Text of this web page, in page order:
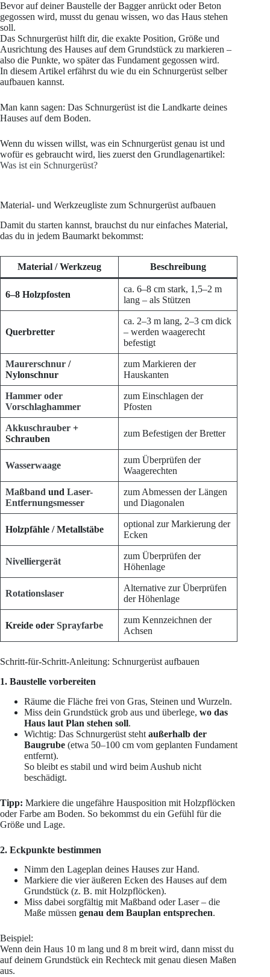
Bevor auf deiner Baustelle der Bagger anrückt oder Beton
gegossen wird, musst du genau wissen, wo das Haus stehen
soll.
Das Schnurgerüst hilft dir, die exakte Position, Größe und
Ausrichtung des Hauses auf dem Grundstück zu markieren –
also die Punkte, wo später das Fundament gegossen wird.
In diesem Artikel erfährst du wie du ein Schnurgerüst selber
aufbauen kannst.
Man kann sagen: Das Schnurgerüst ist die Landkarte deines
Hauses auf dem Boden.
Wenn du wissen willst, was ein Schnurgerüst genau ist und
wofür es gebraucht wird, lies zuerst den Grundlagenartikel:
Was ist ein Schnurgerüst?
Material- und Werkzeugliste zum Schnurgerüst aufbauen
Damit du starten kannst, brauchst du nur einfaches Material,
das du in jedem Baumarkt bekommst:
Material / Werkzeug Beschreibung
6–8 Holzpfosten
ca. 6–8 cm stark, 1,5–2 m
lang – als Stützen
Querbretter
ca. 2–3 m lang, 2–3 cm dick
– werden waagerecht
befestigt
Maurerschnur /
Nylonschnur
zum Markieren der
Hauskanten
Hammer oder
Vorschlaghammer
zum Einschlagen der
Pfosten
Akkuschrauber +
Schrauben
zum Befestigen der Bretter
Wasserwaage
zum Überprüfen der
Waagerechten
Maßband und Laser-
Entfernungsmesser
zum Abmessen der Längen
und Diagonalen
Holzpfähle / Metallstäbe
optional zur Markierung der
Ecken
Nivelliergerät
zum Überprüfen der
Höhenlage
Rotationslaser
Alternative zur Überprüfen
der Höhenlage
Kreide oder Sprayfarbe
zum Kennzeichnen der
Achsen
Schritt-für-Schritt-Anleitung: Schnurgerüst aufbauen
1. Baustelle vorbereiten
Räume die Fläche frei von Gras, Steinen und Wurzeln.
Miss dein Grundstück grob aus und überlege, wo das
Haus laut Plan stehen soll.
Wichtig: Das Schnurgerüst steht außerhalb der
Baugrube (etwa 50–100 cm vom geplanten Fundament
entfernt).
So bleibt es stabil und wird beim Aushub nicht
beschädigt.
Tipp: Markiere die ungefähre Hausposition mit Holzpflöcken
oder Farbe am Boden. So bekommst du ein Gefühl für die
Größe und Lage.
2. Eckpunkte bestimmen
Nimm den Lageplan deines Hauses zur Hand.
Markiere die vier äußeren Ecken des Hauses auf dem
Grundstück (z. B. mit Holzpflöcken).
Miss dabei sorgfältig mit Maßband oder Laser – die
Maße müssen genau dem Bauplan entsprechen.
Beispiel:
Wenn dein Haus 10 m lang und 8 m breit wird, dann misst du
auf deinem Grundstück ein Rechteck mit genau diesen Maßen
aus.